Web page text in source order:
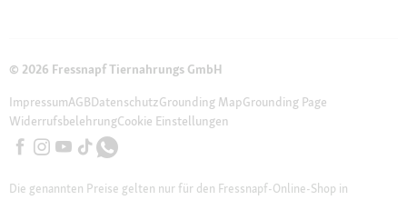
© 2026 Fressnapf Tiernahrungs GmbH
ImpressumAGBDatenschutzGrounding MapGrounding Page
WiderrufsbelehrungCookie Einstellungen
Die genannten Preise gelten nur für den Fressnapf-Online-Shop in